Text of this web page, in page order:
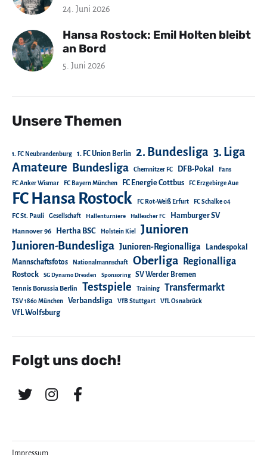
24. Juni 2026
Hansa Rostock: Emil Holten bleibt
an Bord
5. Juni 2026
Unsere Themen
1. FC Neubrandenburg 1. FC Union Berlin 2. Bundesliga 3. Liga
Amateure Bundesliga Chemnitzer FC DFB-Pokal Fans
FC Anker Wismar FC Bayern München FC Energie Cottbus FC Erzgebirge Aue
FC Hansa Rostock FC Rot-Weiß Erfurt FC Schalke 04
FC St. Pauli Gesellschaft Hallenturniere Hallescher FC Hamburger SV
Hannover 96 Hertha BSC Holstein Kiel Junioren
Junioren-Bundesliga Junioren-Regionalliga
Landespokal
Mannschaftsfotos
Nationalmannschaft Oberliga Regionalliga
Rostock SG Dynamo Dresden Sponsoring SV Werder Bremen
Tennis Borussia Berlin Testspiele Training Transfermarkt
TSV 1860 München Verbandsliga VfB Stuttgart VfL Osnabrück
VfL Wolfsburg
Folgt uns doch!